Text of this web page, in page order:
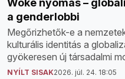
Woke nyomás –
a genderlobbi
Megőrizhetők-e a
kulturális identitás a
gyökeresen új társadalmi
NYÍLT SISAK2026. júl. 24. 18:05